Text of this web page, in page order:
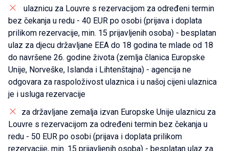
ulaznicu za Louvre s rezervacijom za određeni termin
bez čekanja u redu - 40 EUR po osobi (prijava i doplata
prilikom rezervacije, min. 15 prijavljenih osoba) - besplatan
ulaz za djecu državljane EEA do 18 godina te mlade od 18
do navršene 26. godine života (zemlja članica Europske
Unije, Norveške, Islanda i Lihtenštajna) - agencija ne
odgovara za raspoloživost ulaznica i u našoj cijeni ulaznica
je i usluga rezervacije
za državljane zemalja izvan Europske Unije ulaznicu za
Louvre s rezervacijom za određeni termin bez čekanja u
redu - 50 EUR po osobi (prijava i doplata prilikom
rezervacije, min. 15 prijavljenih osoba) - besplatan ulaz za